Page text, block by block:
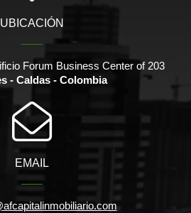
UBICACIÓN
Forum Business Center of 203
- Caldas - Colombia
EMAIL